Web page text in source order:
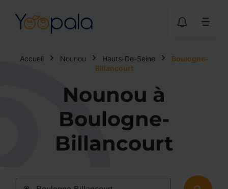
Accueil Nounou Hauts-De-Seine
Boulogne-
Billancourt
Nounou à
Boulogne-
Billancourt